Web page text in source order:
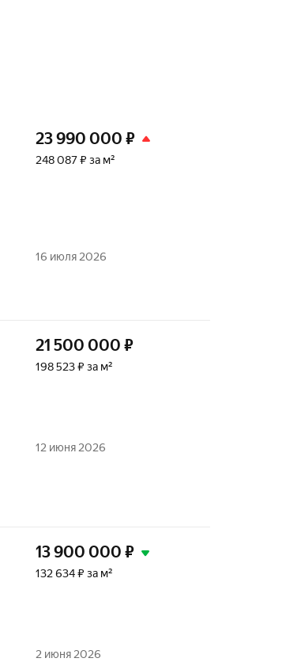
23 990 000 ₽
248 087 ₽ за м²
16 июля 2026
21 500 000 ₽
198 523 ₽ за м²
12 июня 2026
13 900 000 ₽
132 634 ₽ за м²
2 июня 2026